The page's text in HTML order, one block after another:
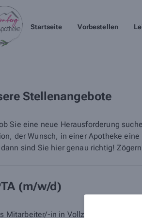
Startseite Vorbestellen
Stellenangebote
Sie eine neue Herausforderung
der Wunsch, in einer Apotheke
sind Sie hier genau richtig!
(m/w/d)
Mitarbeiter/-in in Vollzeit/Teilzeit